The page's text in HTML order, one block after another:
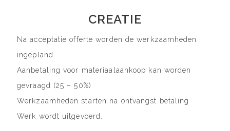
CREATIE
Na acceptatie offerte worden de werkzaamheden
ingepland
Aanbetaling voor materiaalaankoop kan worden
gevraagd (25 – 50%)
Werkzaamheden starten na ontvangst betaling
Werk wordt uitgevoerd.